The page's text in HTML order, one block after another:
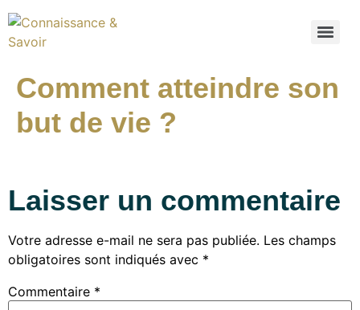
Comment atteindre son
but de vie ?
Laisser un commentaire
Votre adresse e-mail ne sera pas publiée. Les champs
obligatoires sont indiqués avec *
Commentaire *